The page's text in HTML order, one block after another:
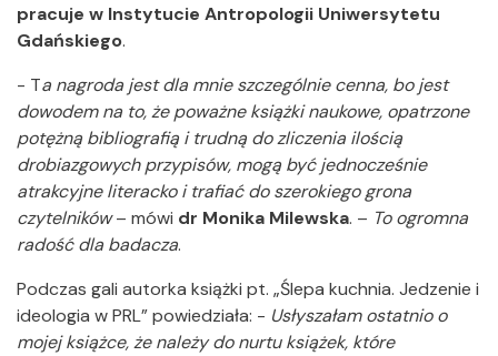
pracuje w Instytucie Antropologii Uniwersytetu
Gdańskiego.
- Ta nagroda jest dla mnie szczególnie cenna, bo jest
dowodem na to, że poważne książki naukowe, opatrzone
potężną bibliografią i trudną do zliczenia ilością
drobiazgowych przypisów, mogą być jednocześnie
atrakcyjne literacko i trafiać do szerokiego grona
czytelników– mówi dr Monika Milewska. – To ogromna
radość dla badacza.
Podczas gali autorka książki pt. „Ślepa kuchnia. Jedzenie i
ideologia w PRL” powiedziała: - Usłyszałam ostatnio o
mojej książce, że należy do nurtu książek, które